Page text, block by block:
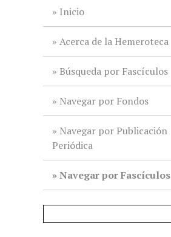
Inicio
Acerca de la Hemeroteca
Búsqueda por Fascículos
Navegar por Fondos
Navegar por Publicación
Periódica
Navegar por Fascículos